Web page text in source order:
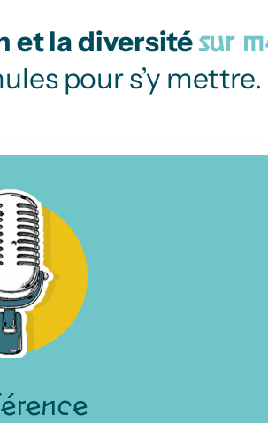
et la diversité sur
pour s’y